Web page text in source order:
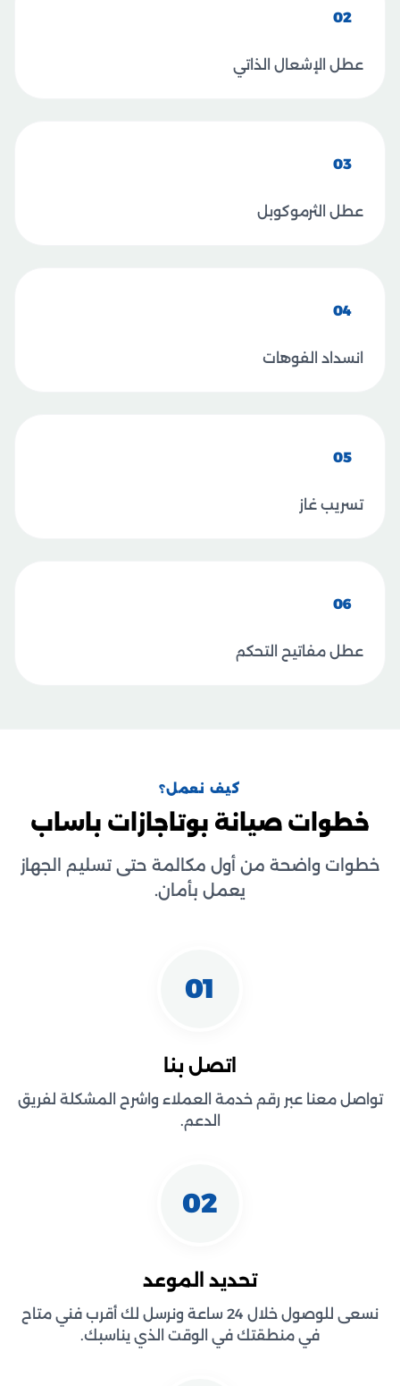
02
عطل الإشعال الذاتي
03
عطل الثرموكوبل
04
انسداد الفوهات
05
تسريب غاز
06
عطل مفاتيح التحكم
كيف نعمل؟
خطوات صيانة بوتاجازات باساب
خطوات واضحة من أول مكالمة حتى تسليم الجهاز
يعمل بأمان.
01
اتصل بنا
تواصل معنا عبر رقم خدمة العملاء واشرح المشكلة لفريق
الدعم.
02
تحديد الموعد
نسعى للوصول خلال 24 ساعة ونرسل لك أقرب فني متاح
في منطقتك في الوقت الذي يناسبك.